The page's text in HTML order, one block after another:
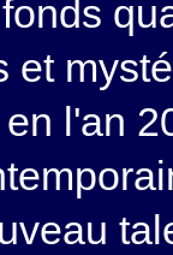
et
l'an